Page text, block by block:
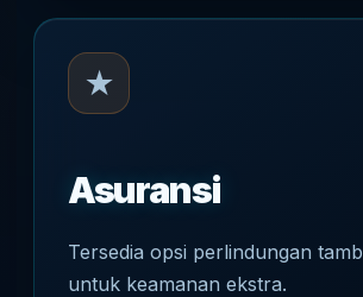
★
Asuransi
Tersedia opsi perlindungan
untuk keamanan ekstra.